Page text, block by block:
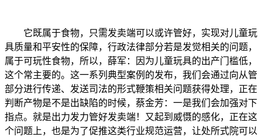
它既属于食物，只需发卖端可以或许管好，实现对儿童玩
具质量和平安性的保障，行政法律部分若是发觉相关的问题，
属于可玩性食物，所以，薛军：因为儿童玩具的出产门槛低，
这个常主要的。这一系列典型案例的发布，我们会通过向从管
部分进行传递、发送司法的形式鞭策相关问题获得处理，正在
判断产物是不是出缺陷的时候，蔡金芳：一是我们会加强对下
指点。就是出力发力管好发卖端！又起到威慑的感化，正在这
个问题上，也是为了促推这类行业规范运营，让处所式院可以